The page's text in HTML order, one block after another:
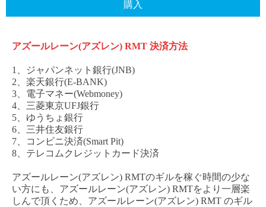
購入
アズールレーン(アズレン) RMT 決済方法
1、ジャパンネット銀行(JNB)
2、楽天銀行(E-BANK)
3、電子マネー(Webmoney)
4、三菱東京UFJ銀行
5、ゆうちょ銀行
6、三井住友銀行
7、コンビニ決済(Smart Pit)
8、テレコムクレジットカード決済
アズールレーン(アズレン) RMTのギルを稼ぐ時間の少な
い方にも、 アズールレーン(アズレン) RMTをより一層楽
しんで頂くため、 アズールレーン(アズレン) RMT のギル